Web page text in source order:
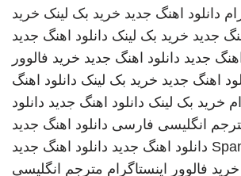
دانلود اهنگ جدید خرید بک لینک خرید
جدید خرید بک لینک دانلود اهنگ جدید
جدید دانلود اهنگ جدید خرید فالوور
اهنگ جدید خرید بک لینک دانلود اهنگ
خرید بک لینک دانلود اهنگ جدید دانلود
انگلیسی فارسی دانلود اهنگ جدید
دانلود اهنگ جدید دانلود اهنگ جدید
خرید فالوور اینستاگرام مترجم انگلیسی